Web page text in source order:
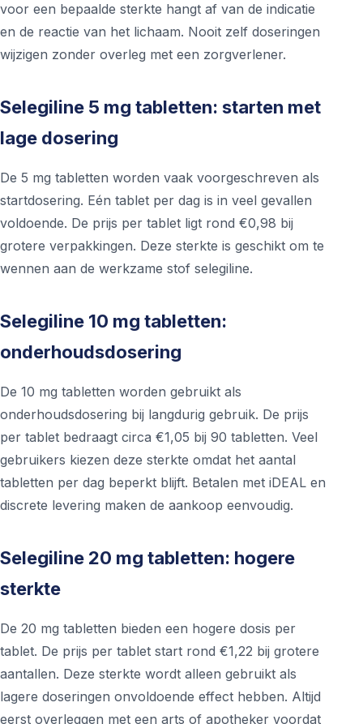
voor een bepaalde sterkte hangt af van de indicatie
en de reactie van het lichaam. Nooit zelf doseringen
wijzigen zonder overleg met een zorgverlener.
Selegiline 5 mg tabletten: starten met
lage dosering
De 5 mg tabletten worden vaak voorgeschreven als
startdosering. Eén tablet per dag is in veel gevallen
voldoende. De prijs per tablet ligt rond €0,98 bij
grotere verpakkingen. Deze sterkte is geschikt om te
wennen aan de werkzame stof selegiline.
Selegiline 10 mg tabletten:
onderhoudsdosering
De 10 mg tabletten worden gebruikt als
onderhoudsdosering bij langdurig gebruik. De prijs
per tablet bedraagt circa €1,05 bij 90 tabletten. Veel
gebruikers kiezen deze sterkte omdat het aantal
tabletten per dag beperkt blijft. Betalen met iDEAL en
discrete levering maken de aankoop eenvoudig.
Selegiline 20 mg tabletten: hogere
sterkte
De 20 mg tabletten bieden een hogere dosis per
tablet. De prijs per tablet start rond €1,22 bij grotere
aantallen. Deze sterkte wordt alleen gebruikt als
lagere doseringen onvoldoende effect hebben. Altijd
eerst overleggen met een arts of apotheker voordat